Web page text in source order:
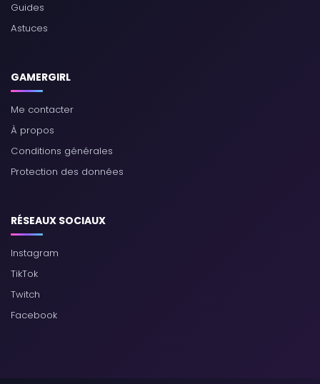
Guides
Astuces
GAMERGIRL
Me contacter
À propos
Conditions générales
Protection des données
RÉSEAUX SOCIAUX
Instagram
TikTok
Twitch
Facebook